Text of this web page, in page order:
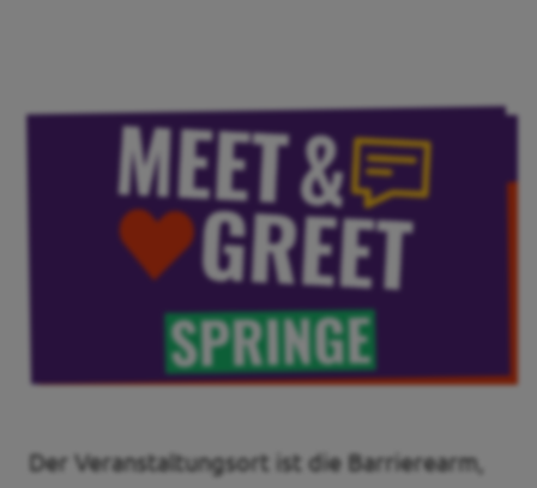
Kennenlernen und mitmachen
Deine Spende für Volt!
Der Veranstaltungsort ist die Barrierearm,